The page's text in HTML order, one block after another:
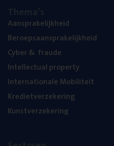
Aan­spra­ke­lijk­heid
Beroeps­aan­spra­ke­lijk­heid
Cyber& fraude
Intel­lec­tu­al property
Inter­na­ti­o­na­le Mobiliteit
Kre­diet­ver­ze­ke­ring
Kunst­ver­ze­ke­ring